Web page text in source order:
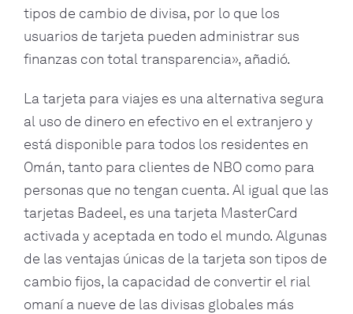
tipos de cambio de divisa, por lo que los
usuarios de tarjeta pueden administrar sus
finanzas con total transparencia», añadió.
La tarjeta para viajes es una alternativa segura
al uso de dinero en efectivo en el extranjero y
está disponible para todos los residentes en
Omán, tanto para clientes de NBO como para
personas que no tengan cuenta. Al igual que las
tarjetas Badeel, es una tarjeta MasterCard
activada y aceptada en todo el mundo. Algunas
de las ventajas únicas de la tarjeta son tipos de
cambio fijos, la capacidad de convertir el rial
omaní a nueve de las divisas globales más